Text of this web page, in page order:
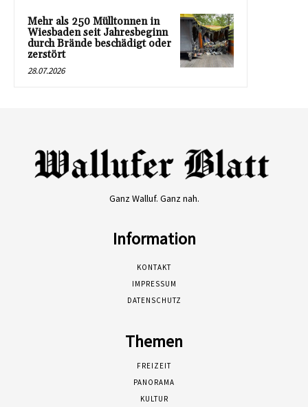
Mehr als 250 Mülltonnen in
Wiesbaden seit Jahresbeginn
durch Brände beschädigt oder
zerstört
28.07.2026
Ganz Walluf. Ganz nah.
Information
KONTAKT
IMPRESSUM
DATENSCHUTZ
Themen
FREIZEIT
PANORAMA
KULTUR